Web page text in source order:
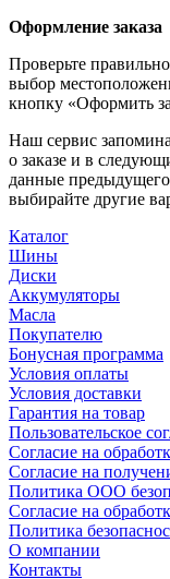
Оформление заказа
Проверьте
выбор
кнопку «Оформить
Наш сервис
о заказе и в
данные предыдущего
выбирайте другие
Каталог
Шины
Диски
Аккумуляторы
Масла
Покупателю
Бонусная программа
Условия оплаты
Условия доставки
Гарантия на товар
Пользовательское
Согласие на
Согласие на
Политика ООО
Согласие на
Политика
О компании
Контакты